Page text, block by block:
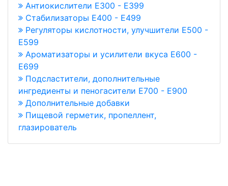
Антиокислители Е300 - Е399
Стабилизаторы Е400 - Е499
Регуляторы кислотности, улучшители Е500 -
Е599
Ароматизаторы и усилители вкуса Е600 -
Е699
Подсластители, дополнительные
ингредиенты и пеногасители Е700 - Е900
Дополнительные добавки
Пищевой герметик, пропеллент,
глазирователь